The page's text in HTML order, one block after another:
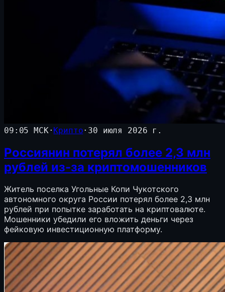
09:05 МСК · Крипто· 30 июля 2026 г.
Россиянин потерял более 2,3 млн
рублей из-за криптомошенников
Житель поселка Угольные Копи Чукотского
автономного округа России потерял более 2,3 млн
рублей при попытке заработать на криптовалюте.
Мошенники убедили его вложить деньги через
фейковую инвестиционную платформу.